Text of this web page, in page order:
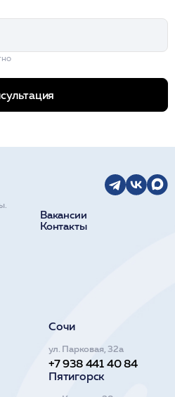
Вакансии
Контакты
Сочи
ул. Парковая, 32а
+7 938 441 40 84
Пятигорск